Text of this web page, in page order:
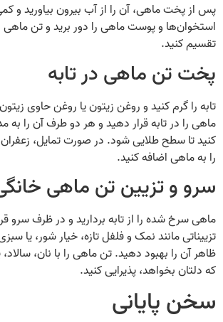
پس از پخت ماهی، آن را از آب بیرون بیاورید
استخوان‌ها و پوست ماهی را دور برید و تن
تقسیم کنید.
پخت تن ماهی در تابه
تابه را گرم کنید و روغن زیتون یا روغن حاوی
ماهی را در تابه قرار دهید و هر دو طرف آن را
کنید تا سطح طلایی شود. در صورت تمایل،
را به ماهی اضافه کنید.
سرو و تزیین تن ماهی
ماهی سرخ شده را از تابه بردارید و در ظرف سرو
تزییناتی مانند نمک و فلفل تازه، خیار شور، یا
ظاهر آن را بهبود دهید. تن ماهی را با نان،
که دلتان بخواهد، پذیرایی کنید.
سخن پایانی